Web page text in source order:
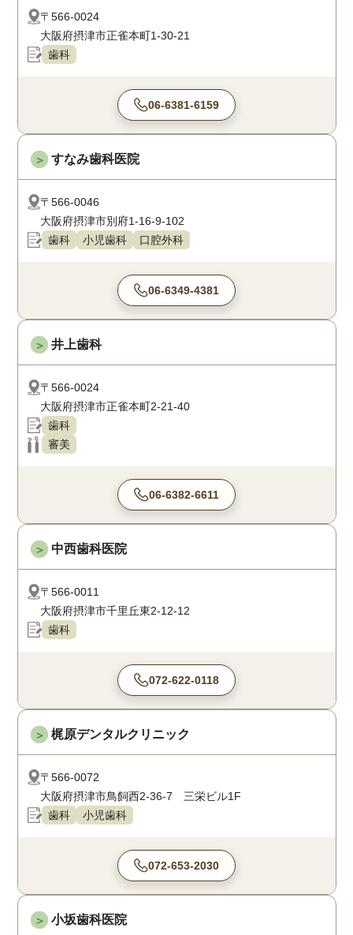
〒566-0024
大阪府摂津市正雀本町1-30-21
歯科
06-6381-6159
＞ すなみ歯科医院
〒566-0046
大阪府摂津市別府1-16-9-102
歯科
小児歯科 口腔外科
06-6349-4381
＞ 井上歯科
〒566-0024
大阪府摂津市正雀本町2-21-40
歯科
審美
06-6382-6611
＞ 中西歯科医院
〒566-0011
大阪府摂津市千里丘東2-12-12
歯科
072-622-0118
＞ 梶原デンタルクリニック
〒566-0072
大阪府摂津市鳥飼西2-36-7 三栄ビル1F
歯科
小児歯科
072-653-2030
＞ 小坂歯科医院